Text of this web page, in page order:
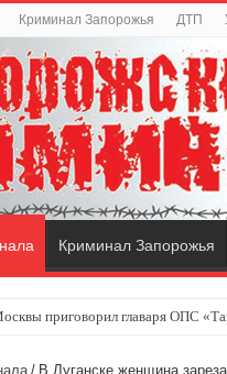
Криминал Запорожья ДТП
Криминал Запорожья
приговорил главаря ОПС
/ В Луганске женщина